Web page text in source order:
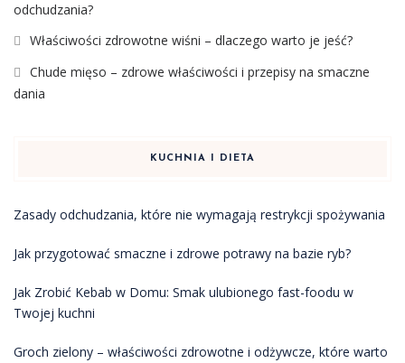
odchudzania?
Właściwości zdrowotne wiśni – dlaczego warto je jeść?
Chude mięso – zdrowe właściwości i przepisy na smaczne
dania
KUCHNIA I DIETA
Zasady odchudzania, które nie wymagają restrykcji spożywania
Jak przygotować smaczne i zdrowe potrawy na bazie ryb?
Jak Zrobić Kebab w Domu: Smak ulubionego fast-foodu w
Twojej kuchni
Groch zielony – właściwości zdrowotne i odżywcze, które warto